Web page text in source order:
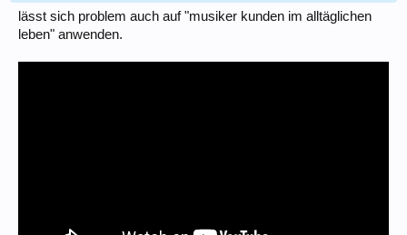
lässt sich problem auch auf "musiker kunden im alltäglichen
leben" anwenden.